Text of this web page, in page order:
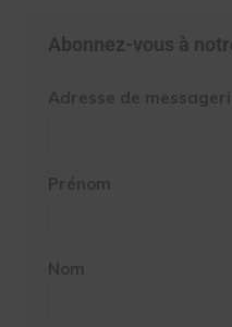
Abonnez-vous à
Adresse de
Prénom
Nom